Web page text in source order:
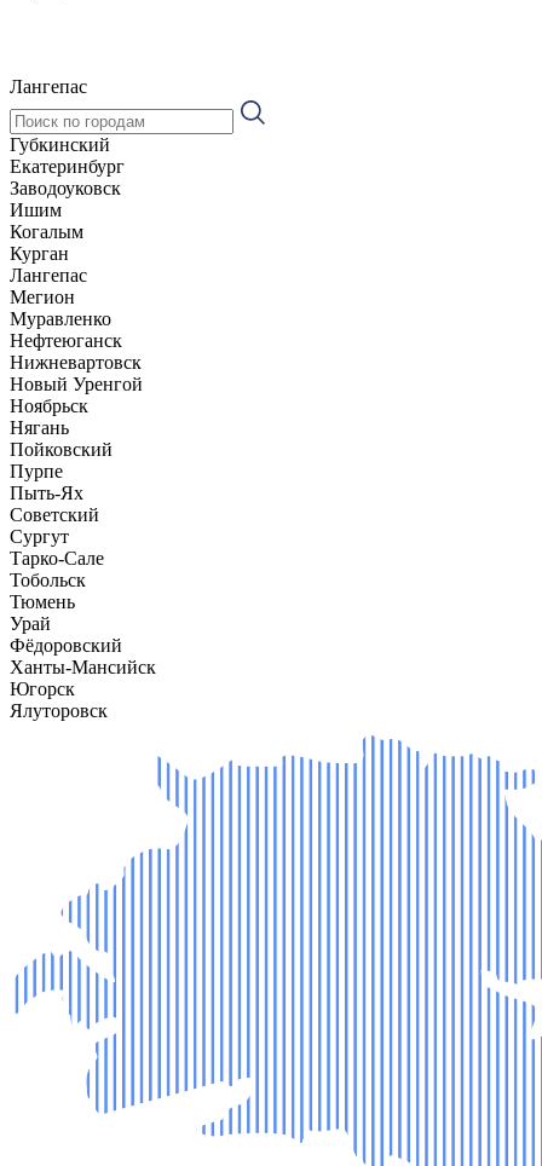
Лангепас
Губкинский
Екатеринбург
Заводоуковск
Ишим
Когалым
Курган
Лангепас
Мегион
Муравленко
Нефтеюганск
Нижневартовск
Новый Уренгой
Ноябрьск
Нягань
Пойковский
Пурпе
Пыть-Ях
Советский
Сургут
Тарко-Сале
Тобольск
Тюмень
Урай
Фёдоровский
Ханты-Мансийск
Югорск
Ялуторовск